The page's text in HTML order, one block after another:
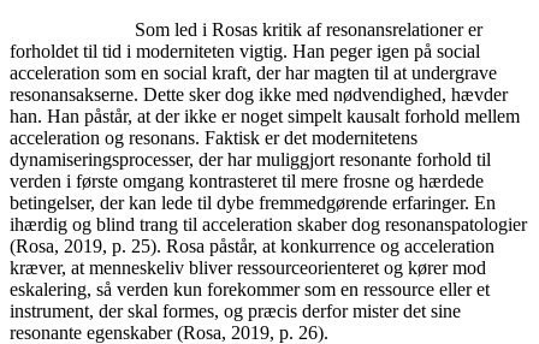
Som led i Rosas kritik af resonansrelationer er
forholdet til tid i moderniteten vigtig. Han peger igen på social
acceleration som en social kraft, der har magten til at undergrave
resonansakserne. Dette sker dog ikke med nødvendighed, hævder
han. Han påstår, at der ikke er noget simpelt kausalt forhold mellem
acceleration og resonans. Faktisk er det modernitetens
dynamiseringsprocesser, der har muliggjort resonante forhold til
verden i første omgang kontrasteret til mere frosne og hærdede
betingelser, der kan lede til dybe fremmedgørende erfaringer. En
ihærdig og blind trang til acceleration skaber dog resonanspatologier
(Rosa, 2019, p. 25). Rosa påstår, at konkurrence og acceleration
kræver, at menneskeliv bliver ressourceorienteret og kører mod
eskalering, så verden kun forekommer som en ressource eller et
instrument, der skal formes, og præcis derfor mister det sine
resonante egenskaber (Rosa, 2019, p. 26).